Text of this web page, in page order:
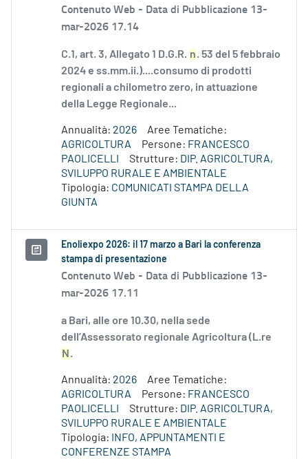
Contenuto Web - Data di Pubblicazione 13-
mar-2026 17.14
C.1, art. 3, Allegato 1 D.G.R. n. 53 del 5 febbraio
2024 e ss.mm.ii.)....consumo di prodotti
regionali a chilometro zero, in attuazione
della Legge Regionale...
Annualità: 2026
Aree Tematiche:
AGRICOLTURA
Persone: FRANCESCO
PAOLICELLI
Strutture: DIP. AGRICOLTURA,
SVILUPPO RURALE E AMBIENTALE
Tipologia: COMUNICATI STAMPA DELLA
GIUNTA
Enoliexpo 2026: il 17 marzo a Bari la conferenza
stampa di presentazione
Contenuto Web - Data di Pubblicazione 13-
mar-2026 17.11
a Bari, alle ore 10.30, nella sede
dell’Assessorato regionale Agricoltura (L.re
N .
Annualità: 2026
Aree Tematiche:
AGRICOLTURA
Persone: FRANCESCO
PAOLICELLI
Strutture: DIP. AGRICOLTURA,
SVILUPPO RURALE E AMBIENTALE
Tipologia:
INFO, APPUNTAMENTI E
CONFERENZE STAMPA